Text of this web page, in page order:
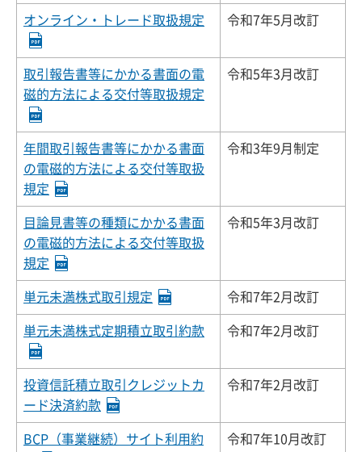
オンライン・トレード取扱規定 令和7年5月改訂
取引報告書等にかかる書面の電
磁的方法による交付等取扱規定
令和5年3月改訂
年間取引報告書等にかかる書面
の電磁的方法による交付等取扱
規定
令和3年9月制定
目論見書等の種類にかかる書面
の電磁的方法による交付等取扱
規定
令和5年3月改訂
単元未満株式取引規定 令和7年2月改訂
単元未満株式定期積立取引約款 令和7年2月改訂
投資信託積立取引クレジットカ
ード決済約款
令和7年2月改訂
BCP（事業継続）サイト利用約
令和7年10月改訂